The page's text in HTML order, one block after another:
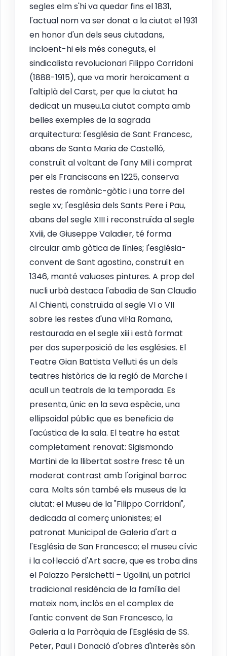
segles elm s'hi va quedar fins el 1831,
l'actual nom va ser donat a la ciutat el 1931
en honor d'un dels seus ciutadans,
incloent-hi els més coneguts, el
sindicalista revolucionari Filippo Corridoni
(1888-1915), que va morir heroicament a
l'altiplà del Carst, per que la ciutat ha
dedicat un museu.La ciutat compta amb
belles exemples de la sagrada
arquitectura: l'església de Sant Francesc,
abans de Santa Maria de Castelló,
construït al voltant de l'any Mil i comprat
per els Franciscans en 1225, conserva
restes de romànic-gòtic i una torre del
segle xv; l'església dels Sants Pere i Pau,
abans del segle XIII i reconstruïda al segle
Xviii, de Giuseppe Valadier, té forma
circular amb gòtica de línies; l'església-
convent de Sant agostino, construït en
1346, manté valuoses pintures. A prop del
nucli urbà destaca l'abadia de San Claudio
Al Chienti, construïda al segle VI o VII
sobre les restes d'una vil·la Romana,
restaurada en el segle xiii i està format
per dos superposició de les esglésies. El
Teatre Gian Battista Velluti és un dels
teatres històrics de la regió de Marche i
acull un teatrals de la temporada. Es
presenta, únic en la seva espècie, una
ellipsoidal públic que es beneficia de
l'acústica de la sala. El teatre ha estat
completament renovat: Sigismondo
Martini de la llibertat sostre fresc té un
moderat contrast amb l'original barroc
cara. Molts són també els museus de la
ciutat: el Museu de la "Filippo Corridoni",
dedicada al comerç unionistes; el
patronat Municipal de Galeria d'art a
l'Església de San Francesco; el museu cívic
i la col·lecció d'Art sacre, que es troba dins
el Palazzo Persichetti – Ugolini, un patrici
tradicional residència de la família del
mateix nom, inclòs en el complex de
l'antic convent de San Francesco, la
Galeria a la Parròquia de l'Església de SS.
Peter, Paul i Donació d'obres d'interès són